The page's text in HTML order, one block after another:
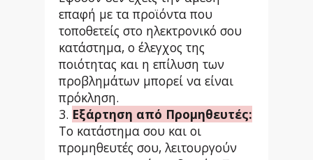
επαφή με τα προϊόντα που
τοποθετείς στο ηλεκτρονικό σου
κατάστημα, ο έλεγχος της
ποιότητας και η επίλυση των
προβλημάτων μπορεί να είναι
πρόκληση.
3. Εξάρτηση από Προμηθευτές:
Το κατάστημα σου και οι
προμηθευτές σου, λειτουργούν